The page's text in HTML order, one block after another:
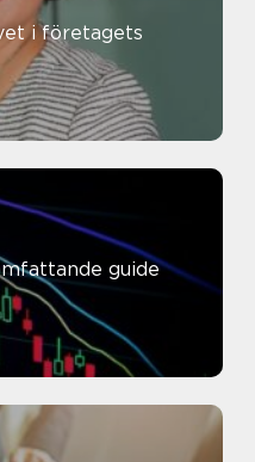
i företagets
guide